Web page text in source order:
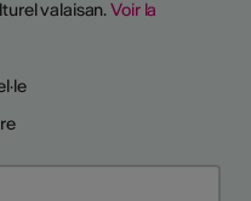
valaisan.Voir la